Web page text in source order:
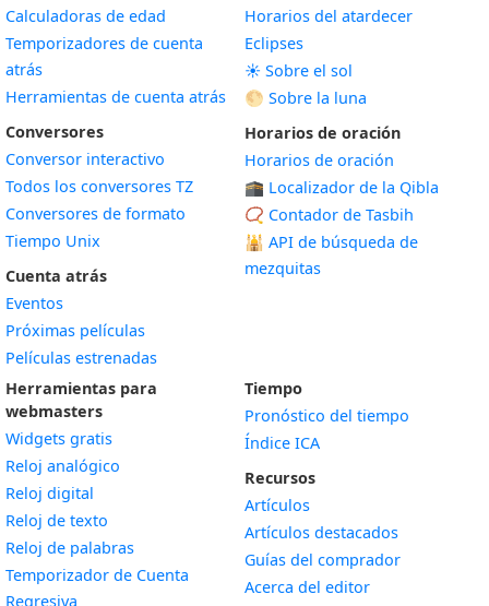
Calculadoras de edad
Temporizadores de cuenta
atrás
Herramientas de cuenta atrás
Conversores
Conversor interactivo
Todos los conversores TZ
Conversores de formato
Tiempo Unix
Cuenta atrás
Eventos
Próximas películas
Películas estrenadas
Horarios del atardecer
Eclipses
☀️ Sobre el sol
🌕 Sobre la luna
Horarios de oración
Horarios de oración
🕋 Localizador de la Qibla
📿 Contador de Tasbih
🕌 API de búsqueda de
mezquitas
Herramientas para
webmasters
Widgets gratis
Reloj analógico
Reloj digital
Reloj de texto
Reloj de palabras
Temporizador de Cuenta
Regresiva
Tiempo
Pronóstico del tiempo
Índice ICA
Recursos
Artículos
Artículos destacados
Guías del comprador
Acerca del editor